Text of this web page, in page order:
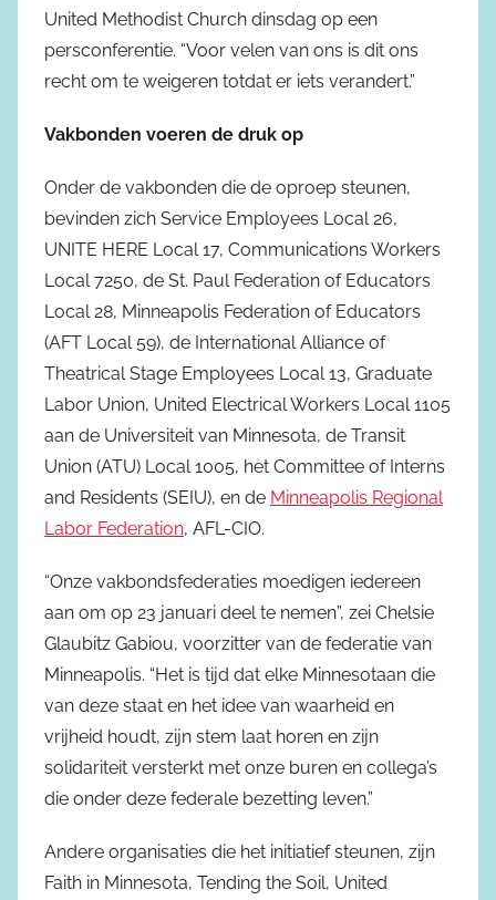
United Methodist Church dinsdag op een
persconferentie. “Voor velen van ons is dit ons
recht om te weigeren totdat er iets verandert.”
Vakbonden voeren de druk op
Onder de vakbonden die de oproep steunen,
bevinden zich Service Employees Local 26,
UNITE HERE Local 17, Communications Workers
Local 7250, de St. Paul Federation of Educators
Local 28, Minneapolis Federation of Educators
(AFT Local 59), de International Alliance of
Theatrical Stage Employees Local 13, Graduate
Labor Union, United Electrical Workers Local 1105
aan de Universiteit van Minnesota, de Transit
Union (ATU) Local 1005, het Committee of Interns
and Residents (SEIU), en de Minneapolis Regional
Labor Federation, AFL-CIO.
“Onze vakbondsfederaties moedigen iedereen
aan om op 23 januari deel te nemen”, zei Chelsie
Glaubitz Gabiou, voorzitter van de federatie van
Minneapolis. “Het is tijd dat elke Minnesotaan die
van deze staat en het idee van waarheid en
vrijheid houdt, zijn stem laat horen en zijn
solidariteit versterkt met onze buren en collega’s
die onder deze federale bezetting leven.”
Andere organisaties die het initiatief steunen, zijn
Faith in Minnesota, Tending the Soil, United